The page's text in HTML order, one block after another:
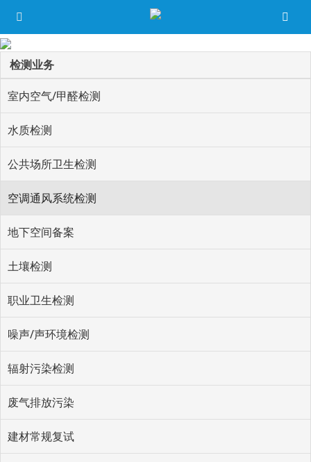
检测业务
室内空气/甲醛检测
水质检测
公共场所卫生检测
空调通风系统检测
地下空间备案
土壤检测
职业卫生检测
噪声/声环境检测
辐射污染检测
废气排放污染
建材常规复试